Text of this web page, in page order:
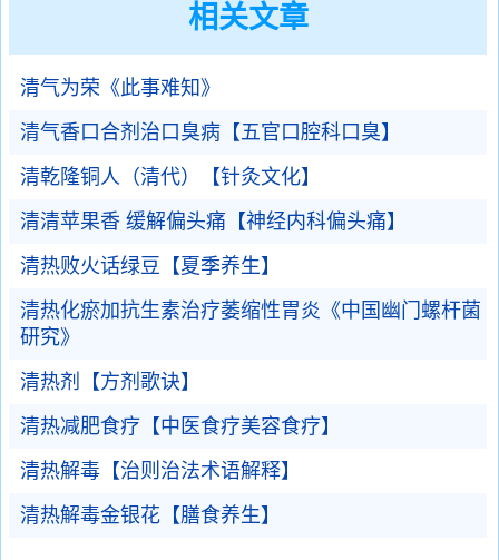
相关文章
清气为荣《此事难知》
清气香口合剂治口臭病【五官口腔科口臭】
清乾隆铜人（清代）【针灸文化】
清清苹果香 缓解偏头痛【神经内科偏头痛】
清热败火话绿豆【夏季养生】
清热化瘀加抗生素治疗萎缩性胃炎《中国幽门螺杆菌
研究》
清热剂【方剂歌诀】
清热减肥食疗【中医食疗美容食疗】
清热解毒【治则治法术语解释】
清热解毒金银花【膳食养生】